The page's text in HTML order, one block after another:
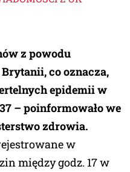
z powodu
co oznacza,
epidemii w
– poinformowało we
zdrowia.
w
między godz. 17 w